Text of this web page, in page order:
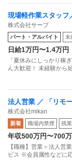
現場軽作業スタッフ
友達と一緒に働いて
株式会社サーブ
パート・アルバイト 未
日給1万円〜1.4万円
「夏休みにしっかり稼
ん大歓迎！ 未経験から
法人営業 ／ 「リモ
ッチな支援を牽引！
株式会社mikan
新着 職場内禁煙 残
年収500万円〜700
【職種】営業＞法人営
ビス ※会員属性などに